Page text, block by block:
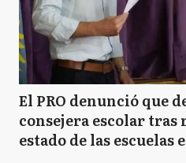
El PRO denunció que
consejera escolar tras
estado de las escuelas